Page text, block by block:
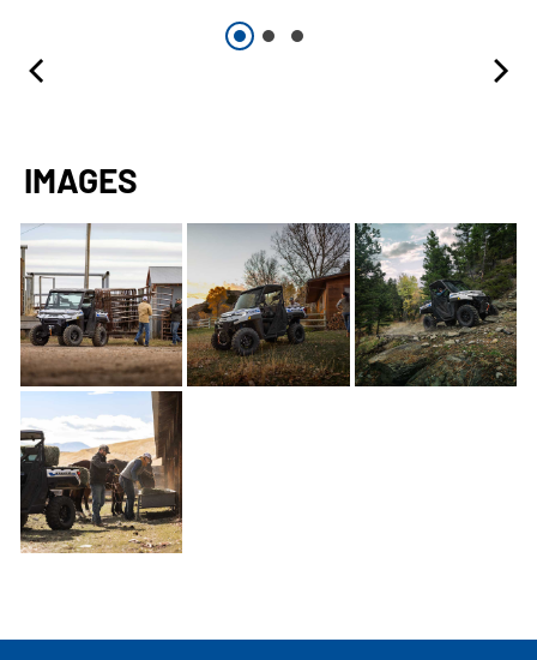
IMAGES